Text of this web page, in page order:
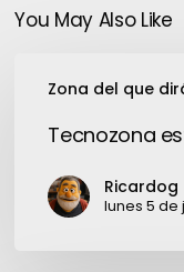
You May Also Like
Zona del que
onlineTecnozona
Ricardog
lunes 5 de